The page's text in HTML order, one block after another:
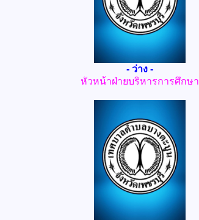
- ว่าง -
หัวหน้าฝ่ายบริหารการศึกษา